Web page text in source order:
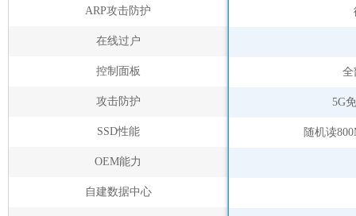
ARP攻击防护
在线过户
控制面板
攻击防护
SSD性能
OEM能力
自建数据中心
全
5G
随机读